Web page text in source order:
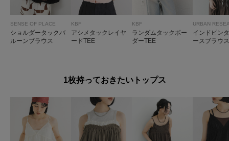
SENSE OF PLACE
ショルダータックバ
ルーンブラウス
KBF
アシメタックレイヤ
ードTEE
KBF
ランダムタックボー
ダーTEE
URBAN
インドピン
ースブラウス
1枚持っておきたいトップス